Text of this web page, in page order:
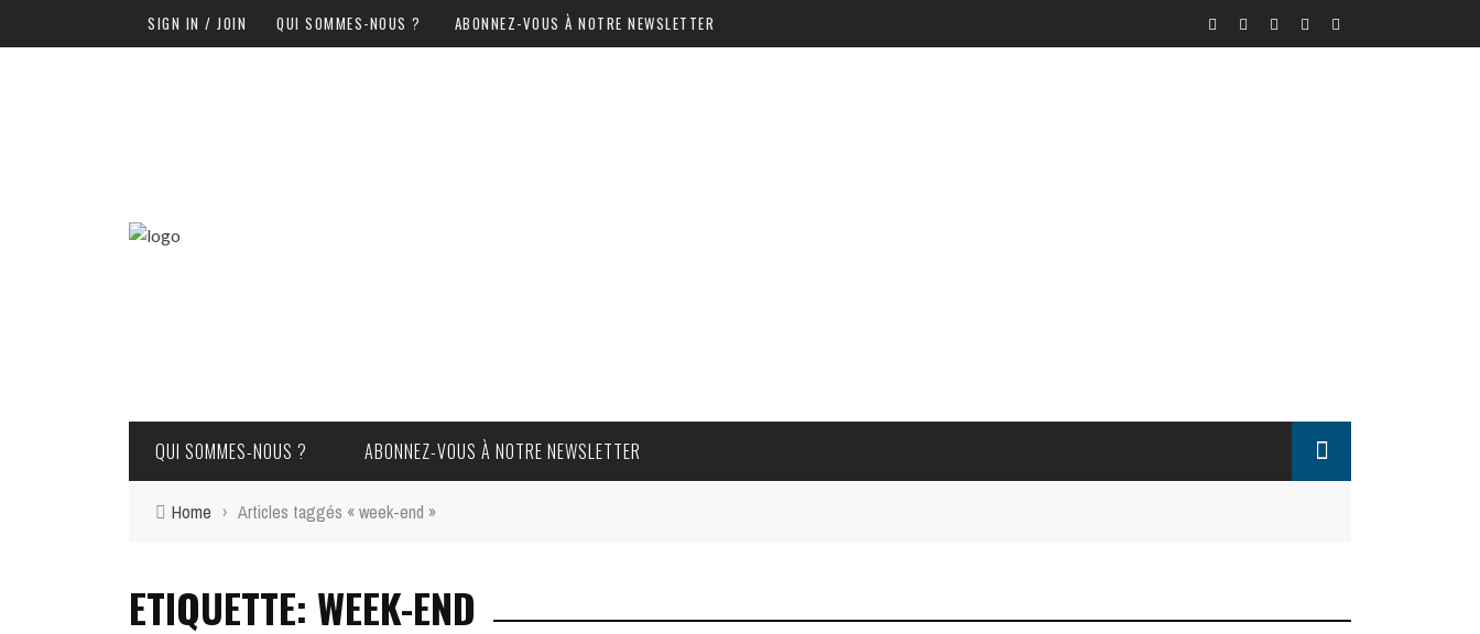
SIGN IN / JOIN QUI SOMMES-NOUS ? ABONNEZ-VOUS À NOTRE NEWSLETTER
QUI SOMMES-NOUS ? ABONNEZ-VOUS À NOTRE NEWSLETTER
Home › Articles taggés « week-end »
ETIQUETTE: WEEK-END